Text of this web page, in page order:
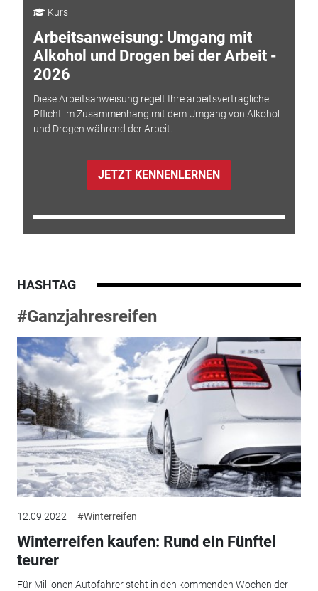
Kurs
Arbeitsanweisung: Umgang mit
Alkohol und Drogen bei der Arbeit -
2026
Diese Arbeitsanweisung regelt Ihre arbeitsvertragliche
Pflicht im Zusammenhang mit dem Umgang von Alkohol
und Drogen während der Arbeit.
JETZT KENNENLERNEN
HASHTAG
#Ganzjahresreifen
12.09.2022 #Winterreifen
Winterreifen kaufen: Rund ein Fünftel
teurer
Für Millionen Autofahrer steht in den kommenden Wochen der